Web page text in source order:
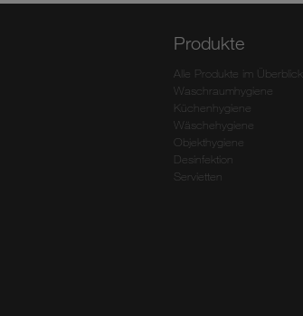
Produkte
Alle Produkte im Überblick
Waschraumhygiene
Küchenhygiene
Wäschehygiene
Objekthygiene
Desinfektion
Servietten